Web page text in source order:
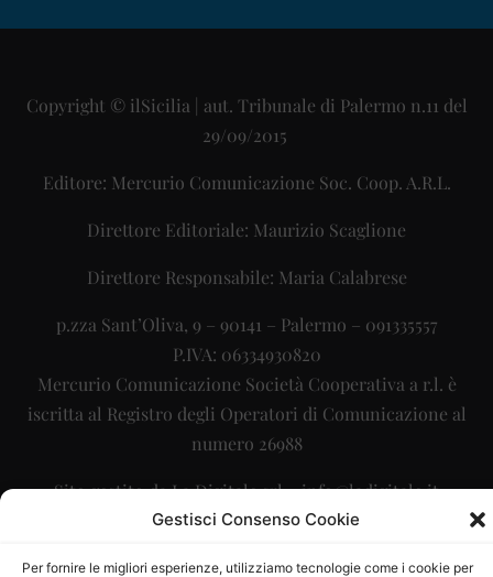
Gestisci Consenso Cookie
Per fornire le migliori esperienze, utilizziamo tecnologie come i cookie per
Copyright © ilSicilia | aut. Tribunale di Palermo n.11 del
29/09/2015
Editore: Mercurio Comunicazione Soc. Coop. A.R.L.
Direttore Editoriale: Maurizio Scaglione
Direttore Responsabile: Maria Calabrese
p.zza Sant’Oliva, 9 – 90141 – Palermo – 091335557
P.IVA: 06334930820
Mercurio Comunicazione Società Cooperativa a r.l. è
iscritta al Registro degli Operatori di Comunicazione al
numero 26988
Sito gestito daLa Digitale srl–info@ladigitale.it